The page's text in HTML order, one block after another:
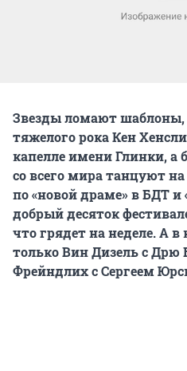
Звезды ломают шаблоны,
тяжелого рока Кен
капелле имени Глинки, а
со всего мира танцуют
по «новой драме» в БДТ
добрый десяток
что грядет на неделе. А
только Вин Дизель с Дрю
Фрейндлих с Сергеем